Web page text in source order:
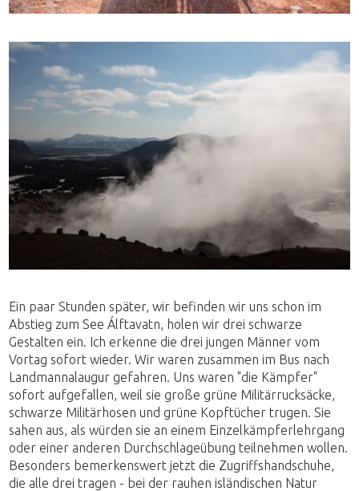
Ein paar Stunden später, wir befinden wir uns schon im
Abstieg zum See Álftavatn, holen wir drei schwarze
Gestalten ein. Ich erkenne die drei jungen Männer vom
Vortag sofort wieder. Wir waren zusammen im Bus nach
Landmannalaugur gefahren. Uns waren "die Kämpfer"
sofort aufgefallen, weil sie große grüne Militärrucksäcke,
schwarze Militärhosen und grüne Kopftücher trugen. Sie
sahen aus, als würden sie an einem Einzelkämpferlehrgang
oder einer anderen Durchschlageübung teilnehmen wollen.
Besonders bemerkenswert jetzt die Zugriffshandschuhe,
die alle drei tragen - bei der rauhen isländischen Natur